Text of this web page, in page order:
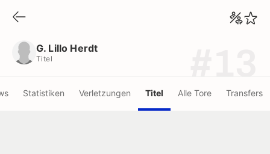
G. Lillo Herdt
Titel
Statistiken Verletzungen Titel Alle Tore Transfers